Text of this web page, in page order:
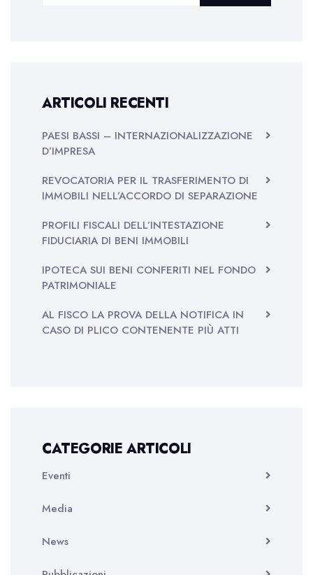
ARTICOLI RECENTI
PAESI BASSI – INTERNAZIONALIZZAZIONE
D’IMPRESA
REVOCATORIA PER IL TRASFERIMENTO DI
IMMOBILI NELL’ACCORDO DI SEPARAZIONE
PROFILI FISCALI DELL’INTESTAZIONE
FIDUCIARIA DI BENI IMMOBILI
IPOTECA SUI BENI CONFERITI NEL FONDO
PATRIMONIALE
AL FISCO LA PROVA DELLA NOTIFICA IN
CASO DI PLICO CONTENENTE PIÙ ATTI
CATEGORIE ARTICOLI
Eventi
Media
News